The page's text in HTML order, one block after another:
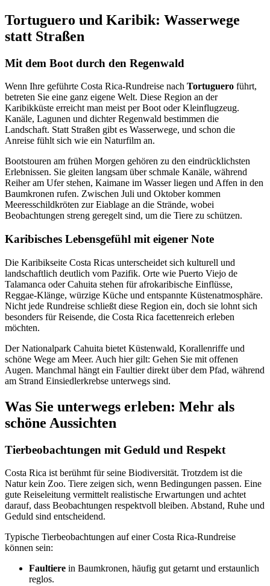
Tortuguero und Karibik: Wasserwege
statt Straßen
Mit dem Boot durch den Regenwald
Wenn Ihre geführte Costa Rica-Rundreise nach Tortuguero führt,
betreten Sie eine ganz eigene Welt. Diese Region an der
Karibikküste erreicht man meist per Boot oder Kleinflugzeug.
Kanäle, Lagunen und dichter Regenwald bestimmen die
Landschaft. Statt Straßen gibt es Wasserwege, und schon die
Anreise fühlt sich wie ein Naturfilm an.
Bootstouren am frühen Morgen gehören zu den eindrücklichsten
Erlebnissen. Sie gleiten langsam über schmale Kanäle, während
Reiher am Ufer stehen, Kaimane im Wasser liegen und Affen in den
Baumkronen rufen. Zwischen Juli und Oktober kommen
Meeresschildkröten zur Eiablage an die Strände, wobei
Beobachtungen streng geregelt sind, um die Tiere zu schützen.
Karibisches Lebensgefühl mit eigener Note
Die Karibikseite Costa Ricas unterscheidet sich kulturell und
landschaftlich deutlich vom Pazifik. Orte wie Puerto Viejo de
Talamanca oder Cahuita stehen für afrokaribische Einflüsse,
Reggae-Klänge, würzige Küche und entspannte Küstenatmosphäre.
Nicht jede Rundreise schließt diese Region ein, doch sie lohnt sich
besonders für Reisende, die Costa Rica facettenreich erleben
möchten.
Der Nationalpark Cahuita bietet Küstenwald, Korallenriffe und
schöne Wege am Meer. Auch hier gilt: Gehen Sie mit offenen
Augen. Manchmal hängt ein Faultier direkt über dem Pfad, während
am Strand Einsiedlerkrebse unterwegs sind.
Was Sie unterwegs erleben: Mehr als
schöne Aussichten
Tierbeobachtungen mit Geduld und Respekt
Costa Rica ist berühmt für seine Biodiversität. Trotzdem ist die
Natur kein Zoo. Tiere zeigen sich, wenn Bedingungen passen. Eine
gute Reiseleitung vermittelt realistische Erwartungen und achtet
darauf, dass Beobachtungen respektvoll bleiben. Abstand, Ruhe und
Geduld sind entscheidend.
Typische Tierbeobachtungen auf einer Costa Rica-Rundreise
können sein:
Faultiere in Baumkronen, häufig gut getarnt und erstaunlich
reglos.